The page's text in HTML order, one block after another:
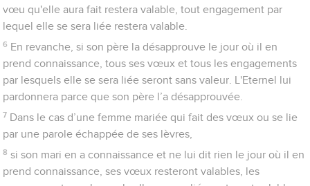
vœu qu'elle aura fait restera valable, tout engagement par
lequel elle se sera liée restera valable.
6 En revanche, si son père la désapprouve le jour où il en
prend connaissance, tous ses vœux et tous les engagements
par lesquels elle se sera liée seront sans valeur. L'Eternel lui
pardonnera parce que son père l’a désapprouvée.
7 Dans le cas d’une femme mariée qui fait des vœux ou se lie
par une parole échappée de ses lèvres,
8 si son mari en a connaissance et ne lui dit rien le jour où il en
prend connaissance, ses vœux resteront valables, les